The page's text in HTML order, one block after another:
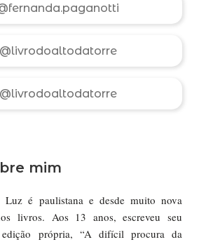
@livrodoaltodatorre
@livrodoaltodatorre
mim
Luz é paulistana e desde muito nova
livros. Aos 13 anos, escreveu seu
própria, “A difícil procura da